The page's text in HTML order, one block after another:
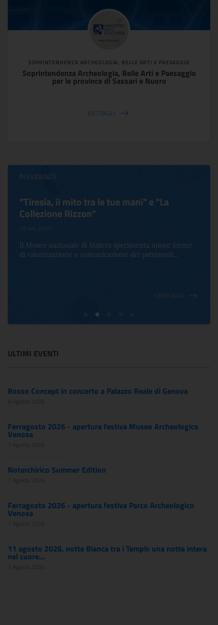
SOPRINTENDENZA ARCHEOLOGIA, BELLE ARTI E PAESAGGIO
Soprintendenza Archeologia, Belle Arti e Paesaggio
per le province di Sassari e Nuoro
DETTAGLI
IN EVIDENZA
"Tiresia, il mito tra le tue mani" e "La
Collezione Rizzon"
28 July 2022
Il Museo nazionale di Matera sperimenta nuove forme
di valorizzazione e comunicazione del patrimoni...
CONTINUA
ULTIMI EVENTI
Bosso Concept in concerto a Palazzo Reale di Genova
8 Agosto 2026
Ferragosto 2026 - apertura festiva Museo Archeologico
Venosa
7 Agosto 2026
Notarchirico Summer Edition
7 Agosto 2026
Ferragosto 2026 - apertura festiva Parco Archeologico
Venosa
7 Agosto 2026
11 agosto 2026, notte Bianca tra i Templi: una notte intera
nel cuore...
7 Agosto 2026